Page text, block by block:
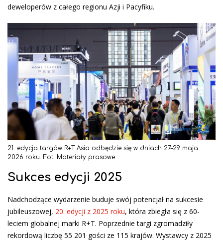
deweloperów z całego regionu Azji i Pacyfiku.
21. edycja targów R+T Asia odbędzie się w dniach 27–29 maja
2026 roku. Fot. Materiały prasowe
Sukces edycji 2025
Nadchodzące wydarzenie buduje swój potencjał na sukcesie
jubileuszowej, 20. edycji z 2025 roku, która zbiegła się z 60-
leciem globalnej marki R+T. Poprzednie targi zgromadziły
rekordową liczbę 55 201 gości ze 115 krajów. Wystawcy z 2025